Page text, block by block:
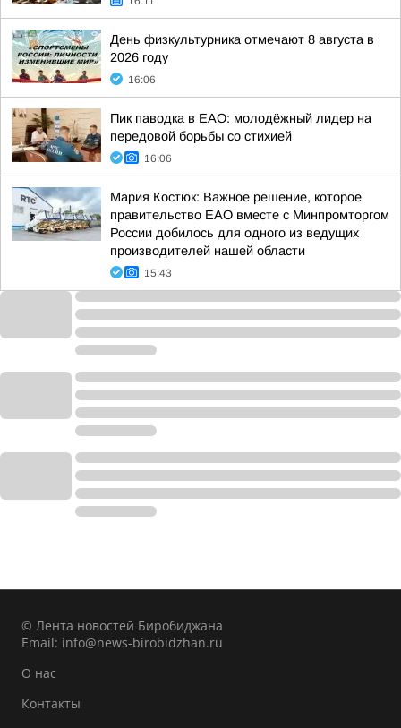
День физкультурника отмечают 8 августа в
2026 году
16:06
Пик паводка в ЕАО: молодёжный лидер на
передовой борьбы со стихией
16:06
Мария Костюк: Важное решение, которое
правительство ЕАО вместе с Минпромторгом
России добилось для одного из ведущих
производителей нашей области
15:43
© Лента новостей Биробиджана
Email: info@news-birobidzhan.ru
О нас
Контакты